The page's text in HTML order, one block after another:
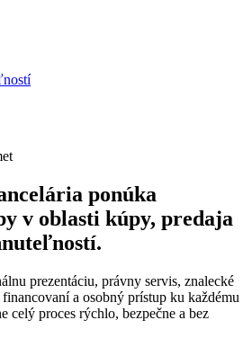
ponúka
v oblasti kúpy, predaja
prezentáciu, právny servis, znalecké
a osobný prístup ku každému
celý proces rýchlo, bezpečne a bez